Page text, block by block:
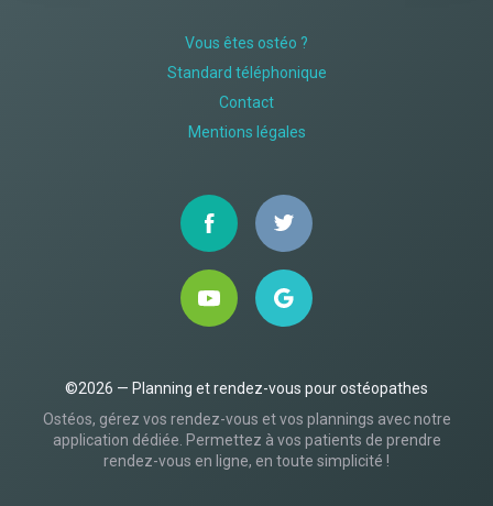
Vous êtes ostéo ?
Standard téléphonique
Contact
Mentions légales
©2026 — Planning et rendez-vous pour ostéopathes
Ostéos, gérez vos rendez-vous et vos plannings avec notre
application dédiée. Permettez à vos patients de prendre
rendez-vous en ligne, en toute simplicité !